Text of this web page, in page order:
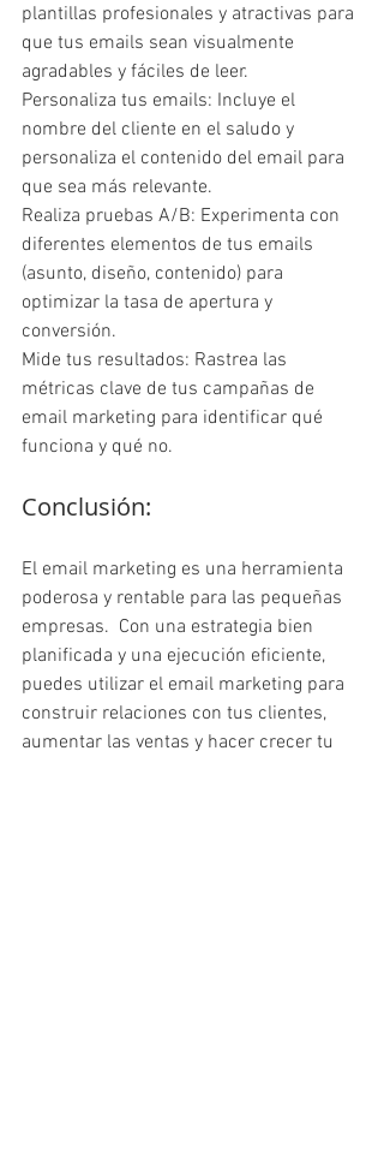
plantillas profesionales y atractivas para
que tus emails sean visualmente
agradables y fáciles de leer.
Personaliza tus emails: Incluye el
nombre del cliente en el saludo y
personaliza el contenido del email para
que sea más relevante.
Realiza pruebas A/B: Experimenta con
diferentes elementos de tus emails
(asunto, diseño, contenido) para
optimizar la tasa de apertura y
conversión.
Mide tus resultados: Rastrea las
métricas clave de tus campañas de
email marketing para identificar qué
funciona y qué no.
Conclusión:
El email marketing es una herramienta
poderosa y rentable para las pequeñas
empresas.  Con una estrategia bien
planificada y una ejecución eficiente,
puedes utilizar el email marketing para
construir relaciones con tus clientes,
aumentar las ventas y hacer crecer tu